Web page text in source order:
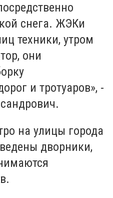
снега. ЖЭКи
техники, утром
они
и тротуаров», -
на улицы города
дворники,